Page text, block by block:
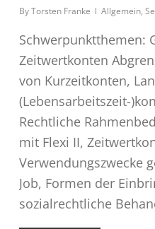
ByTorsten Franke Allgemein,
Schwerpunktthemen:
Zeitwertkonten
von Kurzeitkonten,
(Lebensarbeitszeit-
Rechtliche
mit Flexi II,
Verwendungszwecke
Job, Formen der
sozialrechtliche